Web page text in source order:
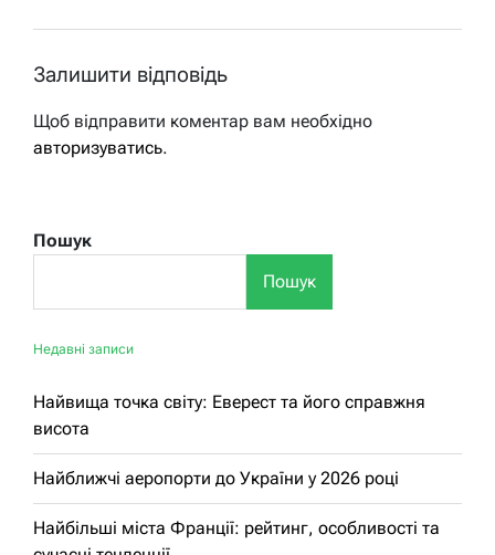
Залишити відповідь
Щоб відправити коментар вам необхідно
авторизуватись.
Пошук
Пошук
Недавні записи
Найвища точка світу: Еверест та його справжня
висота
Найближчі аеропорти до України у 2026 році
Найбільші міста Франції: рейтинг, особливості та